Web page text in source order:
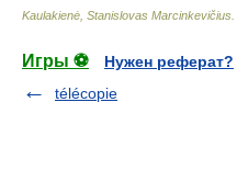
Kaulakienė, Stanislovas Marcinkevičius
Игры ⚽
Нужен реферат?
télécopie